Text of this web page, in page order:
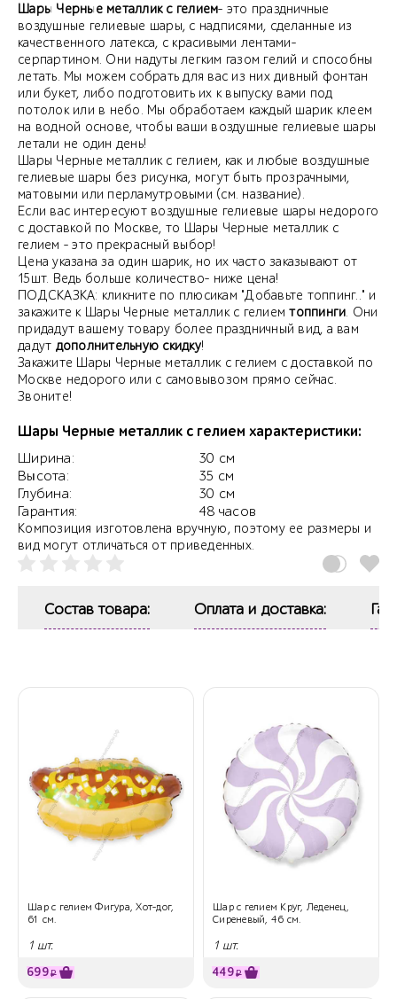
Шары Черные металлик с гелием- это праздничные
воздушные гелиевые шары, с надписями, сделанные из
качественного латекса, с красивыми лентами-
серпартином. Они надуты легким газом гелий и способны
летать. Мы можем собрать для вас из них дивный фонтан
или букет, либо подготовить их к выпуску вами под
потолок или в небо. Мы обработаем каждый шарик клеем
на водной основе, чтобы ваши воздушные гелиевые шары
летали не один день!
Шары Черные металлик с гелием, как и любые воздушные
гелиевые шары без рисунка, могут быть прозрачными,
матовыми или перламутровыми (см. название).
Если вас интересуют воздушные гелиевые шары недорого
с доставкой по Москве, то Шары Черные металлик с
гелием - это прекрасный выбор!
Цена указана за один шарик, но их часто заказывают от
15шт. Ведь больше количество- ниже цена!
ПОДСКАЗКА: кликните по плюсикам "Добавьте топпинг.." и
закажите к Шары Черные металлик с гелиемтоппинги. Они
придадут вашему товару более праздничный вид, а вам
дадут дополнительную скидку!
Закажите Шары Черные металлик с гелием с доставкой по
Москве недорого или с самовывозом прямо сейчас.
Звоните!
Шары Черные металлик с гелием характеристики:
Ширина:
Высота:
Глубина:
Гарантия:
30 см
35 см
30 см
48 часов
Композиция изготовлена вручную, поэтому ее размеры и
вид могут отличаться от приведенных.
Состав товара: Оплата и доставка:
Шар с гелием Фигура, Хот-дог,
61 см.
1 шт.
699₽
Шар с гелием Круг, Леденец,
Сиреневый, 46 см.
1 шт.
449₽